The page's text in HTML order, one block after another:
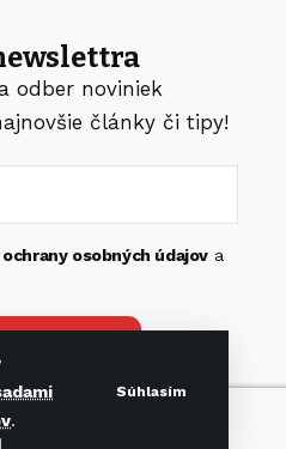
.
Súhlasím
odber noviniek
články či tipy!
ochrany osobných údajova